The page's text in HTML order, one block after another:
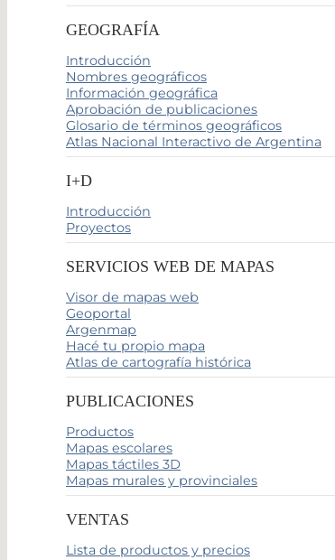
GEOGRAFÍA
Introducción
Nombres geográficos
Información geográfica
Aprobación de publicaciones
Glosario de términos geográficos
Atlas Nacional Interactivo de Argentina
I+D
Introducción
Proyectos
SERVICIOS WEB DE MAPAS
Visor de mapas web
Geoportal
Argenmap
Hacé tu propio mapa
Atlas de cartografía histórica
PUBLICACIONES
Productos
Mapas escolares
Mapas táctiles 3D
Mapas murales y provinciales
VENTAS
Lista de productos y precios